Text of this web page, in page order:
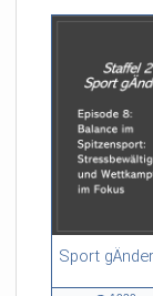
17:47 duration